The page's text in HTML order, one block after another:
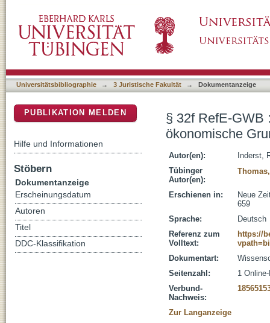
Universitätsbibliographie → 3 Juristische Fakultät → Dokumentanzeige
§ 32f RefE-GWB
ökonomische
Autor(en):
Inderst,
Tübinger
Autor(en):
Erschienen in:
Neue
659
Sprache:
Deutsch
Referenz zum
Volltext:
https://
Dokumentart:
Seitenzahl:
1
Verbund-
Nachweis:
Zur Langanzeige
PUBLIKATION MELDEN
Hilfe und Informationen
Stöbern
Dokumentanzeige
Erscheinungsdatum
Autoren
Titel
DDC-Klassifikation